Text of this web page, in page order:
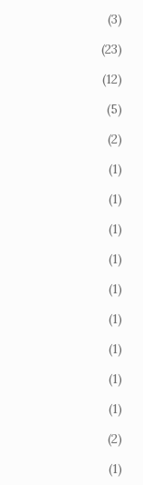
(3)
(23)
(12)
(5)
(2)
(1)
(1)
(1)
(1)
(1)
(1)
(1)
(1)
(1)
(2)
(1)